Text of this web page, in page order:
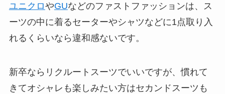
ユニクロやGUなどのファストファッションは、ス
ーツの中に着るセーターやシャツなどに1点取り入
れるくらいなら違和感ないです。
新卒ならリクルートスーツでいいですが、慣れて
きてオシャレも楽しみたい方はセカンドスーツも